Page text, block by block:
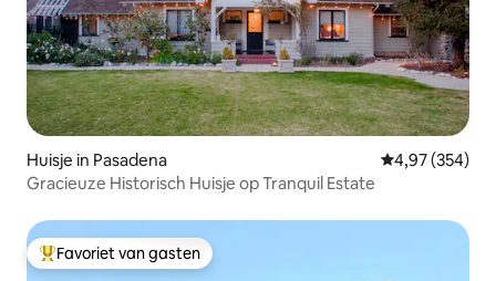
Huisje in Pasadena Gemiddelde
4,97 (354)
Gracieuze Historisch Huisje op Tranquil Estate
Topfavoriet van gasten
Favoriet van gasten